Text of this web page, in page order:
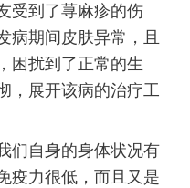
受到了荨麻疹的伤
病期间皮肤异常，且
困扰到了正常的生
，展开该病的治疗工
自身的身体状况有
疫力很低，而且又是